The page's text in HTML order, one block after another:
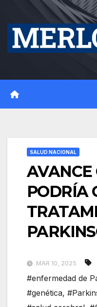
content
SALUD NACIONAL
AVANCE
PODRÍA
MAR 10, 2025
#enfermedad de
#genética,